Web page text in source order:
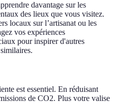
davantage sur les
des lieux que vous visitez.
locaux sur l’artisanat ou les
vos expériences
pour inspirer d'autres
est essentiel. En réduisant
de CO2. Plus votre valise